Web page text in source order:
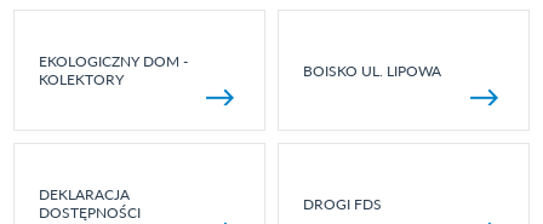
EKOLOGICZNY DOM -
KOLEKTORY
BOISKO UL. LIPOWA
DEKLARACJA
DOSTĘPNOŚCI
DROGI FDS